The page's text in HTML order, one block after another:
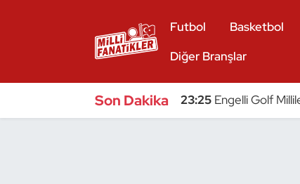
Futbol Basketbol
Diğer Branşlar
Son Dakika 23:25 Engelli Golf